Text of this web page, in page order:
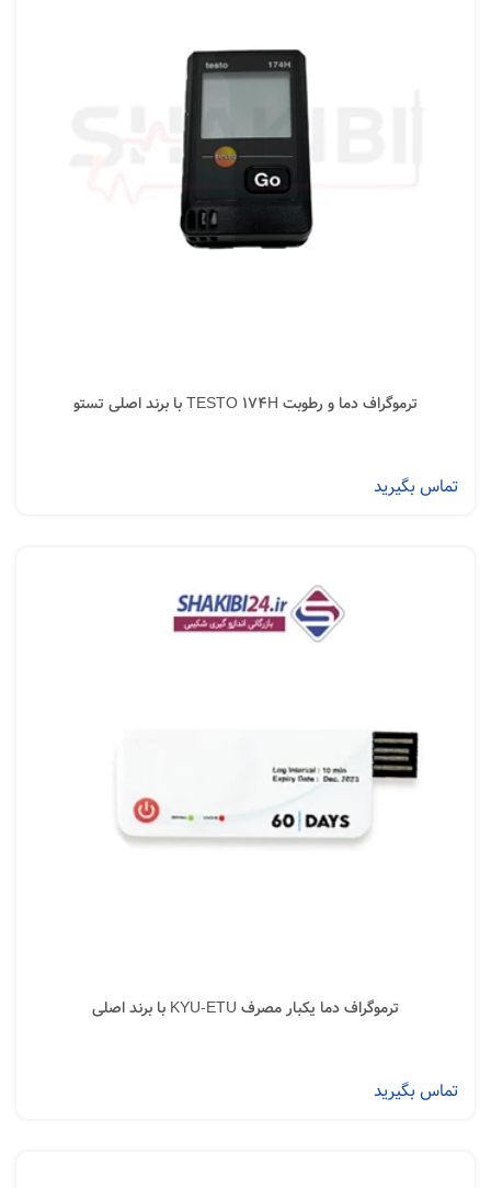
ترموگراف دما و رطوبت TESTO 174H با برند اصلی تستو
تماس بگیرید
ترموگراف دما یکبار مصرف KYU-ETU با برند اصلی
تماس بگیرید